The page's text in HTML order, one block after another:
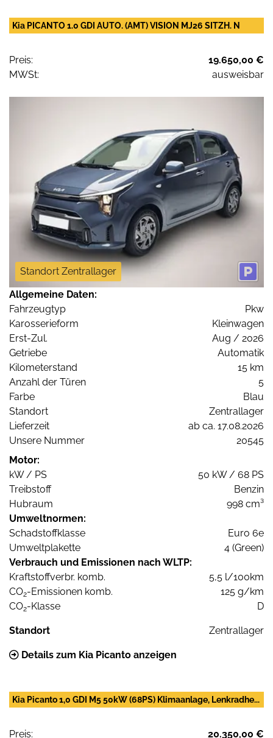
Kia PICANTO 1.0 GDI AUTO. (AMT) VISION MJ26 SITZH. N
Preis:
19.650,00 €
MWSt:
ausweisbar
Standort Zentrallager
Allgemeine Daten:
Fahrzeugtyp
Pkw
Karosserieform
Kleinwagen
Erst-Zul.
Aug / 2026
Getriebe
Automatik
Kilometerstand
15 km
Anzahl der Türen
5
Farbe
Blau
Standort
Zentrallager
Lieferzeit
ab ca. 17.08.2026
Unsere Nummer
20545
Motor:
kW / PS
50 kW / 68 PS
Treibstoff
Benzin
Hubraum
998 cm³
Umweltnormen:
Schadstoffklasse
Euro 6e
Umweltplakette
4 (Green)
Verbrauch und Emissionen nach WLTP:
Kraftstoffverbr. komb.
5,5 l/100km
CO2-Emissionen komb.
125 g/km
CO2-Klasse D
Standort Zentrallager
Details zum Kia Picanto anzeigen
Kia Picanto 1,0 GDI M5 50kW (68PS) Klimaanlage, Lenkradhe...
Preis: 20.350,00 €